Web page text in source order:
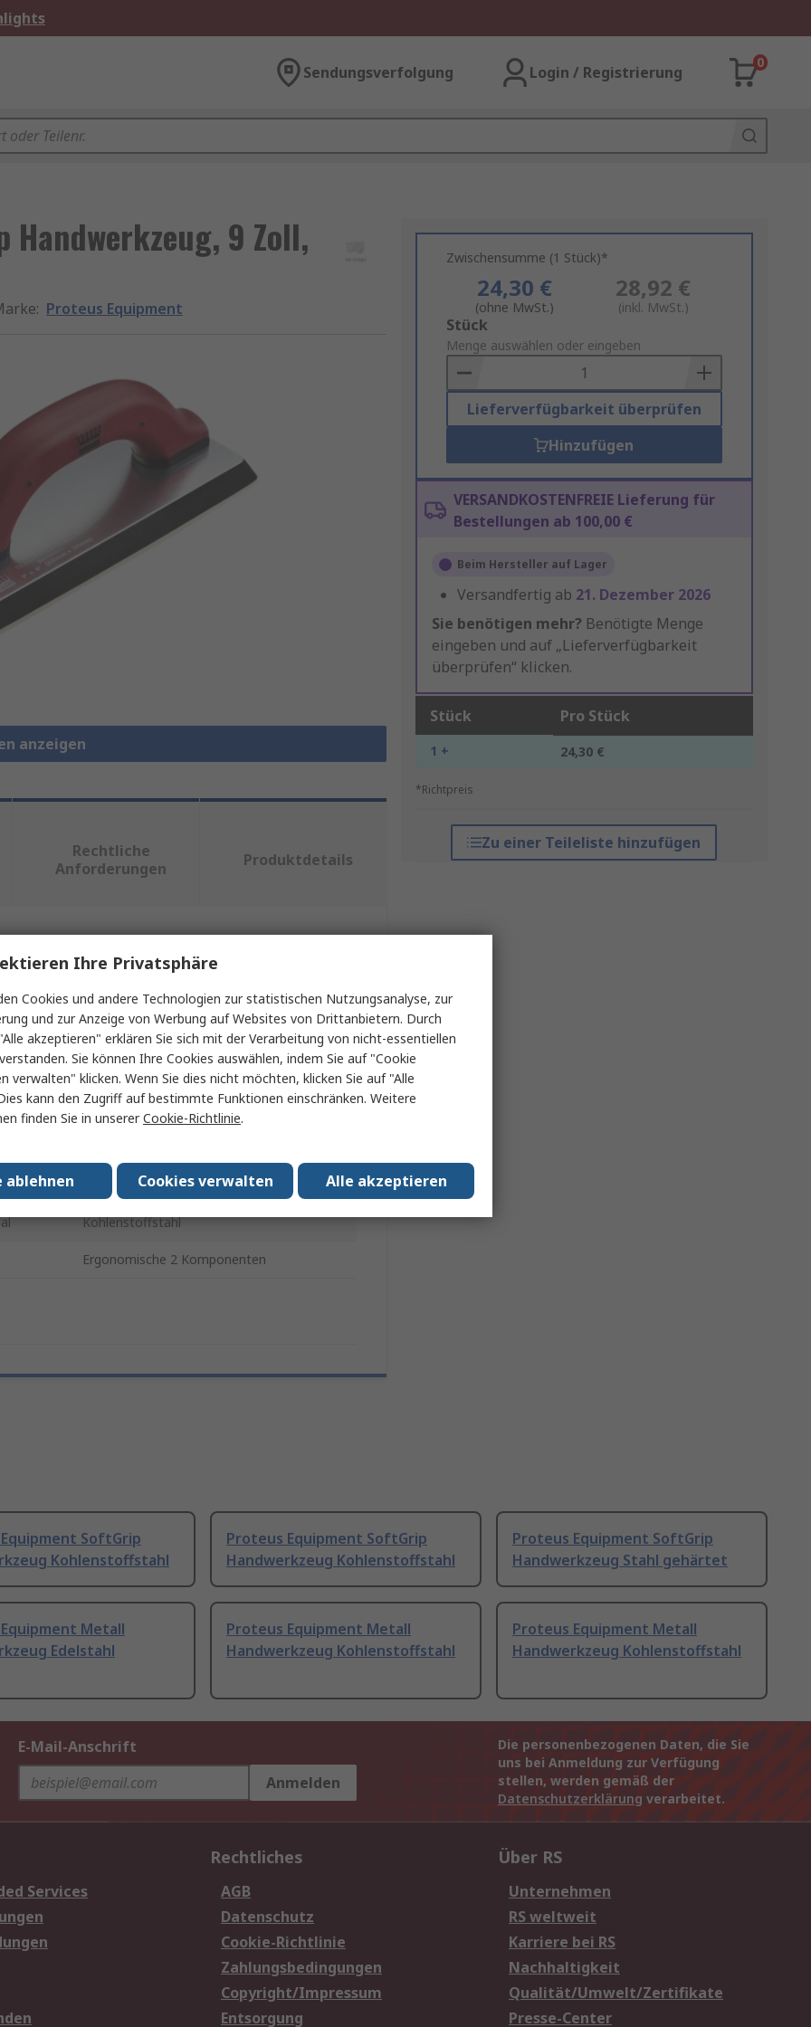
Sendungsverfolgung Login / Registrierung
0
9 Zoll,
: Proteus Equipment
anzeigen
Zwischensumme (1 Stück)*
24,30 €
(ohne MwSt.)
28,92 €
(inkl. MwSt.)
Add
to
Basket
Stück
Menge auswählen oder eingeben
Lieferverfügbarkeit überprüfen
Hinzufügen
VERSANDKOSTENFREIE Lieferung für
Bestellungen ab 100,00 €
Beim Hersteller auf Lager
Versandfertig ab 21. Dezember 2026
Sie benötigen mehr? Benötigte Menge
eingeben und auf „Lieferverfügbarkeit
überprüfen“ klicken.
Stück Pro Stück
1 + 24,30 €
*Richtpreis
Zu einer Teileliste hinzufügen
Rechtliche
Anforderungen
Produktdetails
oder mehrere Eigenschaften auswählen.
Wert
Proteus Equipment
Griff
SoftGrip
Kohlenstoffstahl
Ergonomische 2 Komponenten
SoftGrip
Kohlenstoffstahl
Proteus Equipment SoftGrip
Handwerkzeug Kohlenstoffstahl
Proteus Equipment SoftGrip
Handwerkzeug Stahl gehärtet
Metall
Edelstahl
Proteus Equipment Metall
Handwerkzeug Kohlenstoffstahl
Proteus Equipment Metall
Handwerkzeug Kohlenstoffstahl
E-Mail-Anschrift
Anmelden
Die personenbezogenen Daten, die Sie
uns bei Anmeldung zur Verfügung
stellen, werden gemäß der
Datenschutzerklärung verarbeitet.
Services
Rechtliches
AGB
Datenschutz
Cookie-Richtlinie
Zahlungsbedingungen
Copyright/Impressum
Entsorgung
Über RS
Unternehmen
RS weltweit
Karriere bei RS
Nachhaltigkeit
Qualität/Umwelt/Zertifikate
Presse-Center
Ihre Privatsphäre
Cookies und andere Technologien zur statistischen Nutzungsanalyse, zur
und zur Anzeige von Werbung auf Websites von Drittanbietern. Durch
akzeptieren" erklären Sie sich mit der Verarbeitung von nicht-essentiellen
Sie können Ihre Cookies auswählen, indem Sie auf "Cookie
verwalten" klicken. Wenn Sie dies nicht möchten, klicken Sie auf "Alle
kann den Zugriff auf bestimmte Funktionen einschränken. Weitere
finden Sie in unsererCookie-Richtlinie.
Alle akzeptieren
Cookies verwalten
ablehnen